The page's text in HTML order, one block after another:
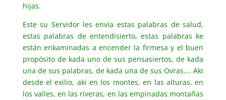
hijas.
Este su Servidor les envía estas palabras de salud,
estas palabras de entendisierto, estas palabras ke
están enkaminadas a encender la firmesa y el buen
propósito de kada uno de sus pensasiertos, de kada
una de sus palabras, de kada una de sus Ovras…. Aki
desde el exilio, aki en los montes, en las alturas, en
los valles, en las riveras, en las empinadas montañas